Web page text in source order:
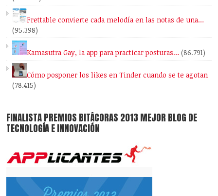
Frettable convierte cada melodía en las notas de una…
(95.398)
Kamasutra Gay, la app para practicar posturas… (86.791)
Cómo posponer los likes en Tinder cuando se te agotan
(78.415)
FINALISTA PREMIOS BITÁCORAS 2013 MEJOR BLOG DE
TECNOLOGÍA E INNOVACIÓN